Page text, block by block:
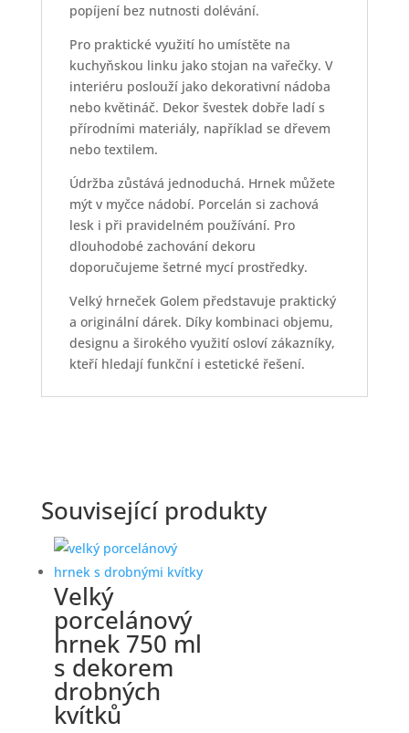
popíjení bez nutnosti dolévání.
Pro praktické využití ho umístěte na
kuchyňskou linku jako stojan na vařečky. V
interiéru poslouží jako dekorativní nádoba
nebo květináč. Dekor švestek dobře ladí s
přírodními materiály, například se dřevem
nebo textilem.
Údržba zůstává jednoduchá. Hrnek můžete
mýt v myčce nádobí. Porcelán si zachová
lesk i při pravidelném používání. Pro
dlouhodobé zachování dekoru
doporučujeme šetrné mycí prostředky.
Velký hrneček Golem představuje praktický
a originální dárek. Díky kombinaci objemu,
designu a širokého využití osloví zákazníky,
kteří hledají funkční i estetické řešení.
Související produkty
Velký
porcelánový
hrnek 750 ml
s dekorem
drobných
kvítků